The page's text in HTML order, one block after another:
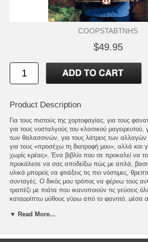
COOPSTABTNHS
$49.95
Product Description
Για τους πιστούς της χορτοφαγίας, για τους
για τους νοσταλγούς του κλασικού μαγειρευτού,
των θαλασσινών, για τους λάτρεις των αλλαγών
για τους «προσέχω τη διατροφή μου», αλλά και
χωρίς κρέας». Ένα βιβλίο που σε προκαλεί να το
προκάλεσε να σας αποδείξω πώς με απλά,
υλικά μπορείς να φτιάξεις τις πιο νόστιμες,
συνταγές. Ο δικός μου τρόπος να φέρνω τους
τραπέζι με πιάτα που ικανοποιούν τις γεύσεις
καταρρίπτω μύθους γύρω από το φαγητό, μέσα
Imported. Psichogios publications.
▼ Read More...